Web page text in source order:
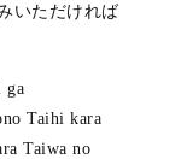
いただければ
ga
Taihi kara
Taiwa no